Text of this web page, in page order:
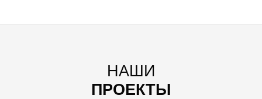
НАШИ
ПРОЕКТЫ